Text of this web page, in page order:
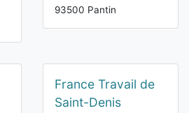
93500 Pantin
France Travail de
Saint-Denis